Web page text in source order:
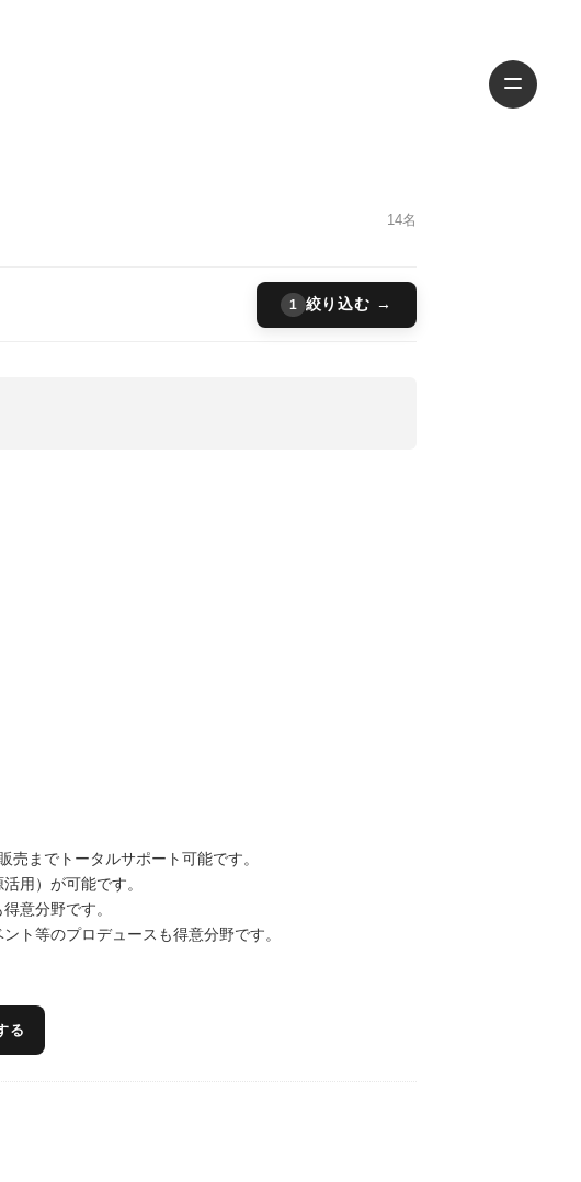
14名
1 絞り込む →
までトータルサポート可能です。
用）が可能です。
意分野です。
ト等のプロデュースも得意分野です。
る